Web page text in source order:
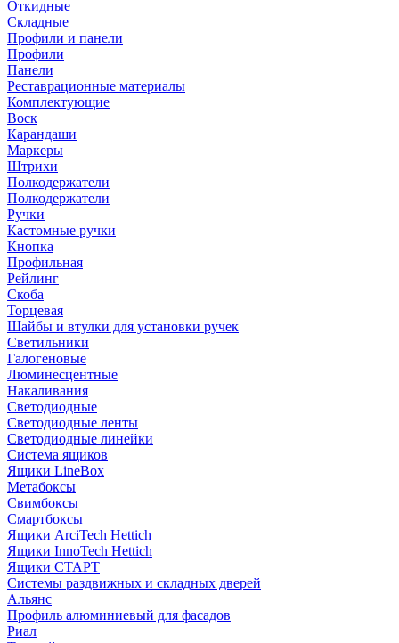
Откидные
Складные
Профили и панели
Профили
Панели
Реставрационные материалы
Комплектующие
Воск
Карандаши
Маркеры
Штрихи
Полкодержатели
Полкодержатели
Ручки
Кастомные ручки
Кнопка
Профильная
Рейлинг
Скоба
Торцевая
Шайбы и втулки для установки ручек
Светильники
Галогеновые
Люминесцентные
Накаливания
Светодиодные
Светодиодные ленты
Светодиодные линейки
Система ящиков
Ящики LineBox
Метабоксы
Свимбоксы
Смартбоксы
Ящики ArciTech Hettich
Ящики InnoTech Hettich
Ящики СТАРТ
Системы раздвижных и складных дверей
Альянс
Профиль алюминиевый для фасадов
Риал